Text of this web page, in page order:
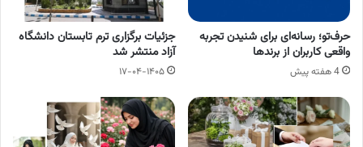
حرف‌تو؛ رسانه‌ای برای شنیدن تجربه
واقعی کاربران از برندها
4 هفته پیش
جزئیات برگزاری ترم تابستان دانشگاه
آزاد منتشر شد
۱۷-۰۴-۱۴۰۵